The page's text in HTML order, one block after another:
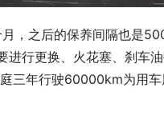
，之后的保养间隔也是
进行更换、火花塞、刹车
三年行驶60000km为用